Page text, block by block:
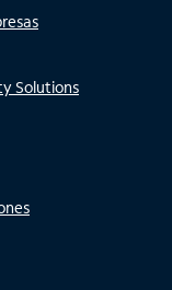
Solutions